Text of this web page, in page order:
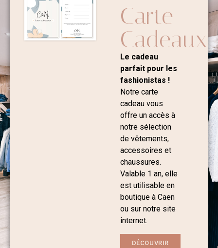
Carte
Cadeaux
Le cadeau
parfait pour les
fashionistas !
Notre carte
cadeau vous
offre un accès à
notre sélection
de vêtements,
accessoires et
chaussures.
Valable 1 an, elle
est utilisable en
boutique à Caen
ou sur notre site
internet.
DÉCOUVRIR